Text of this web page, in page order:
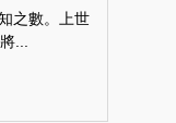
之數。上世
...